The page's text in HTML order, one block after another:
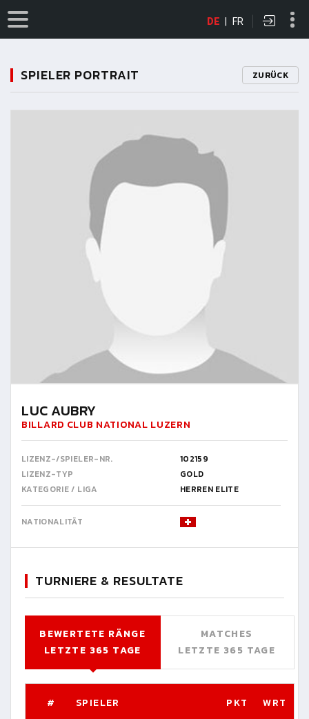
DE | FR
SPIELER PORTRAIT ZURÜCK
LUC AUBRY
BILLARD CLUB NATIONAL LUZERN
LIZENZ-/SPIELER-NR.
102159
LIZENZ-TYP
GOLD
KATEGORIE / LIGA
HERREN ELITE
NATIONALITÄT
TURNIERE & RESULTATE
BEWERTETE RÄNGE
LETZTE 365 TAGE
MATCHES
LETZTE 365 TAGE
# SPIELER PKT WRT